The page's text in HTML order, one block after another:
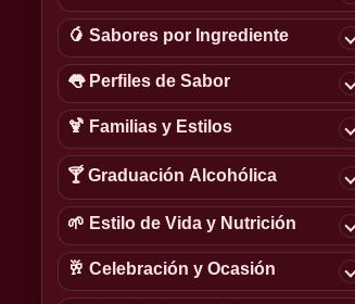
🥭 Sabores por Ingrediente
👅 Perfiles de Sabor
🍹 Familias y Estilos
🍸 Graduación Alcohólica
🌱 Estilo de Vida y Nutrición
🥂 Celebración y Ocasión